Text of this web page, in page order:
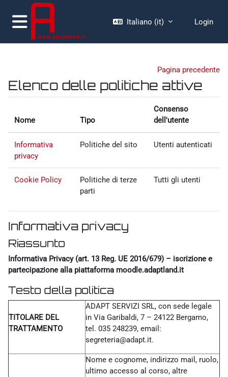
Vai al contenuto principale
Pannello laterale
Italiano ‎(it)‎ Login
Pagina precedente
Elenco delle politiche attive
Nome Tipo
Consenso
dell'utente
Informativa
privacy
Politiche del sito Utenti autenticati
Cookie Policy
Politiche di terze
parti
Tutti gli utenti
Informativa privacy
Riassunto
Informativa Privacy (art. 13 Reg. UE 2016/679) – iscrizione e
partecipazione alla piattaforma moodle.adaptland.it
Testo della politica
TITOLARE DEL
TRATTAMENTO
ADAPT SERVIZI SRL, con sede legale
in Via Garibaldi, 7 – 24122 Bergamo,
tel. 035 248239, email:
segreteria@adapt.it.
Nome e cognome, indirizzo mail, ruolo,
ultimo accesso al corso, altre